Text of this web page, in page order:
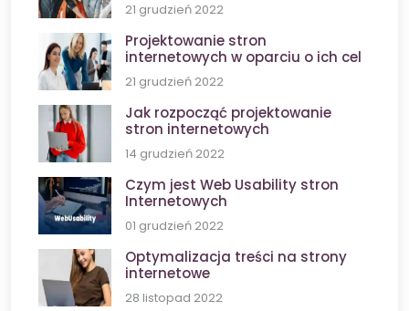
21 grudzień 2022
Projektowanie stron
internetowych w oparciu o ich cel
21 grudzień 2022
Jak rozpocząć projektowanie
stron internetowych
14 grudzień 2022
Czym jest Web Usability stron
Internetowych
01 grudzień 2022
Optymalizacja treści na strony
internetowe
28 listopad 2022